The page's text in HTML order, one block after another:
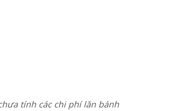
tính các chi phí lăn bánh